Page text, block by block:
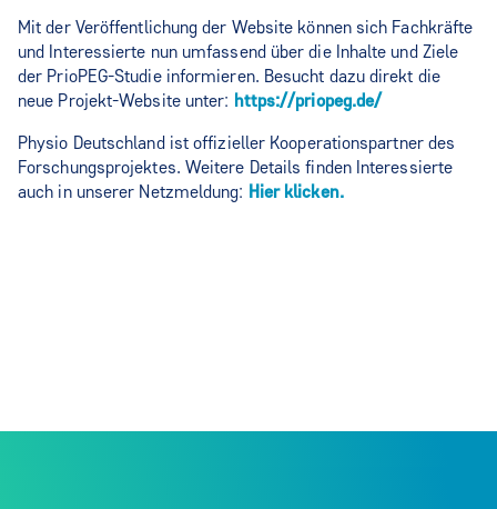
Mit der Veröffentlichung der Website können sich Fachkräfte
und Interessierte nun umfassend über die Inhalte und Ziele
der PrioPEG-Studie informieren. Besucht dazu direkt die
neue Projekt-Website unter: https://priopeg.de/
Physio Deutschland ist offizieller Kooperationspartner des
Forschungsprojektes. Weitere Details finden Interessierte
auch in unserer Netzmeldung: Hier klicken.